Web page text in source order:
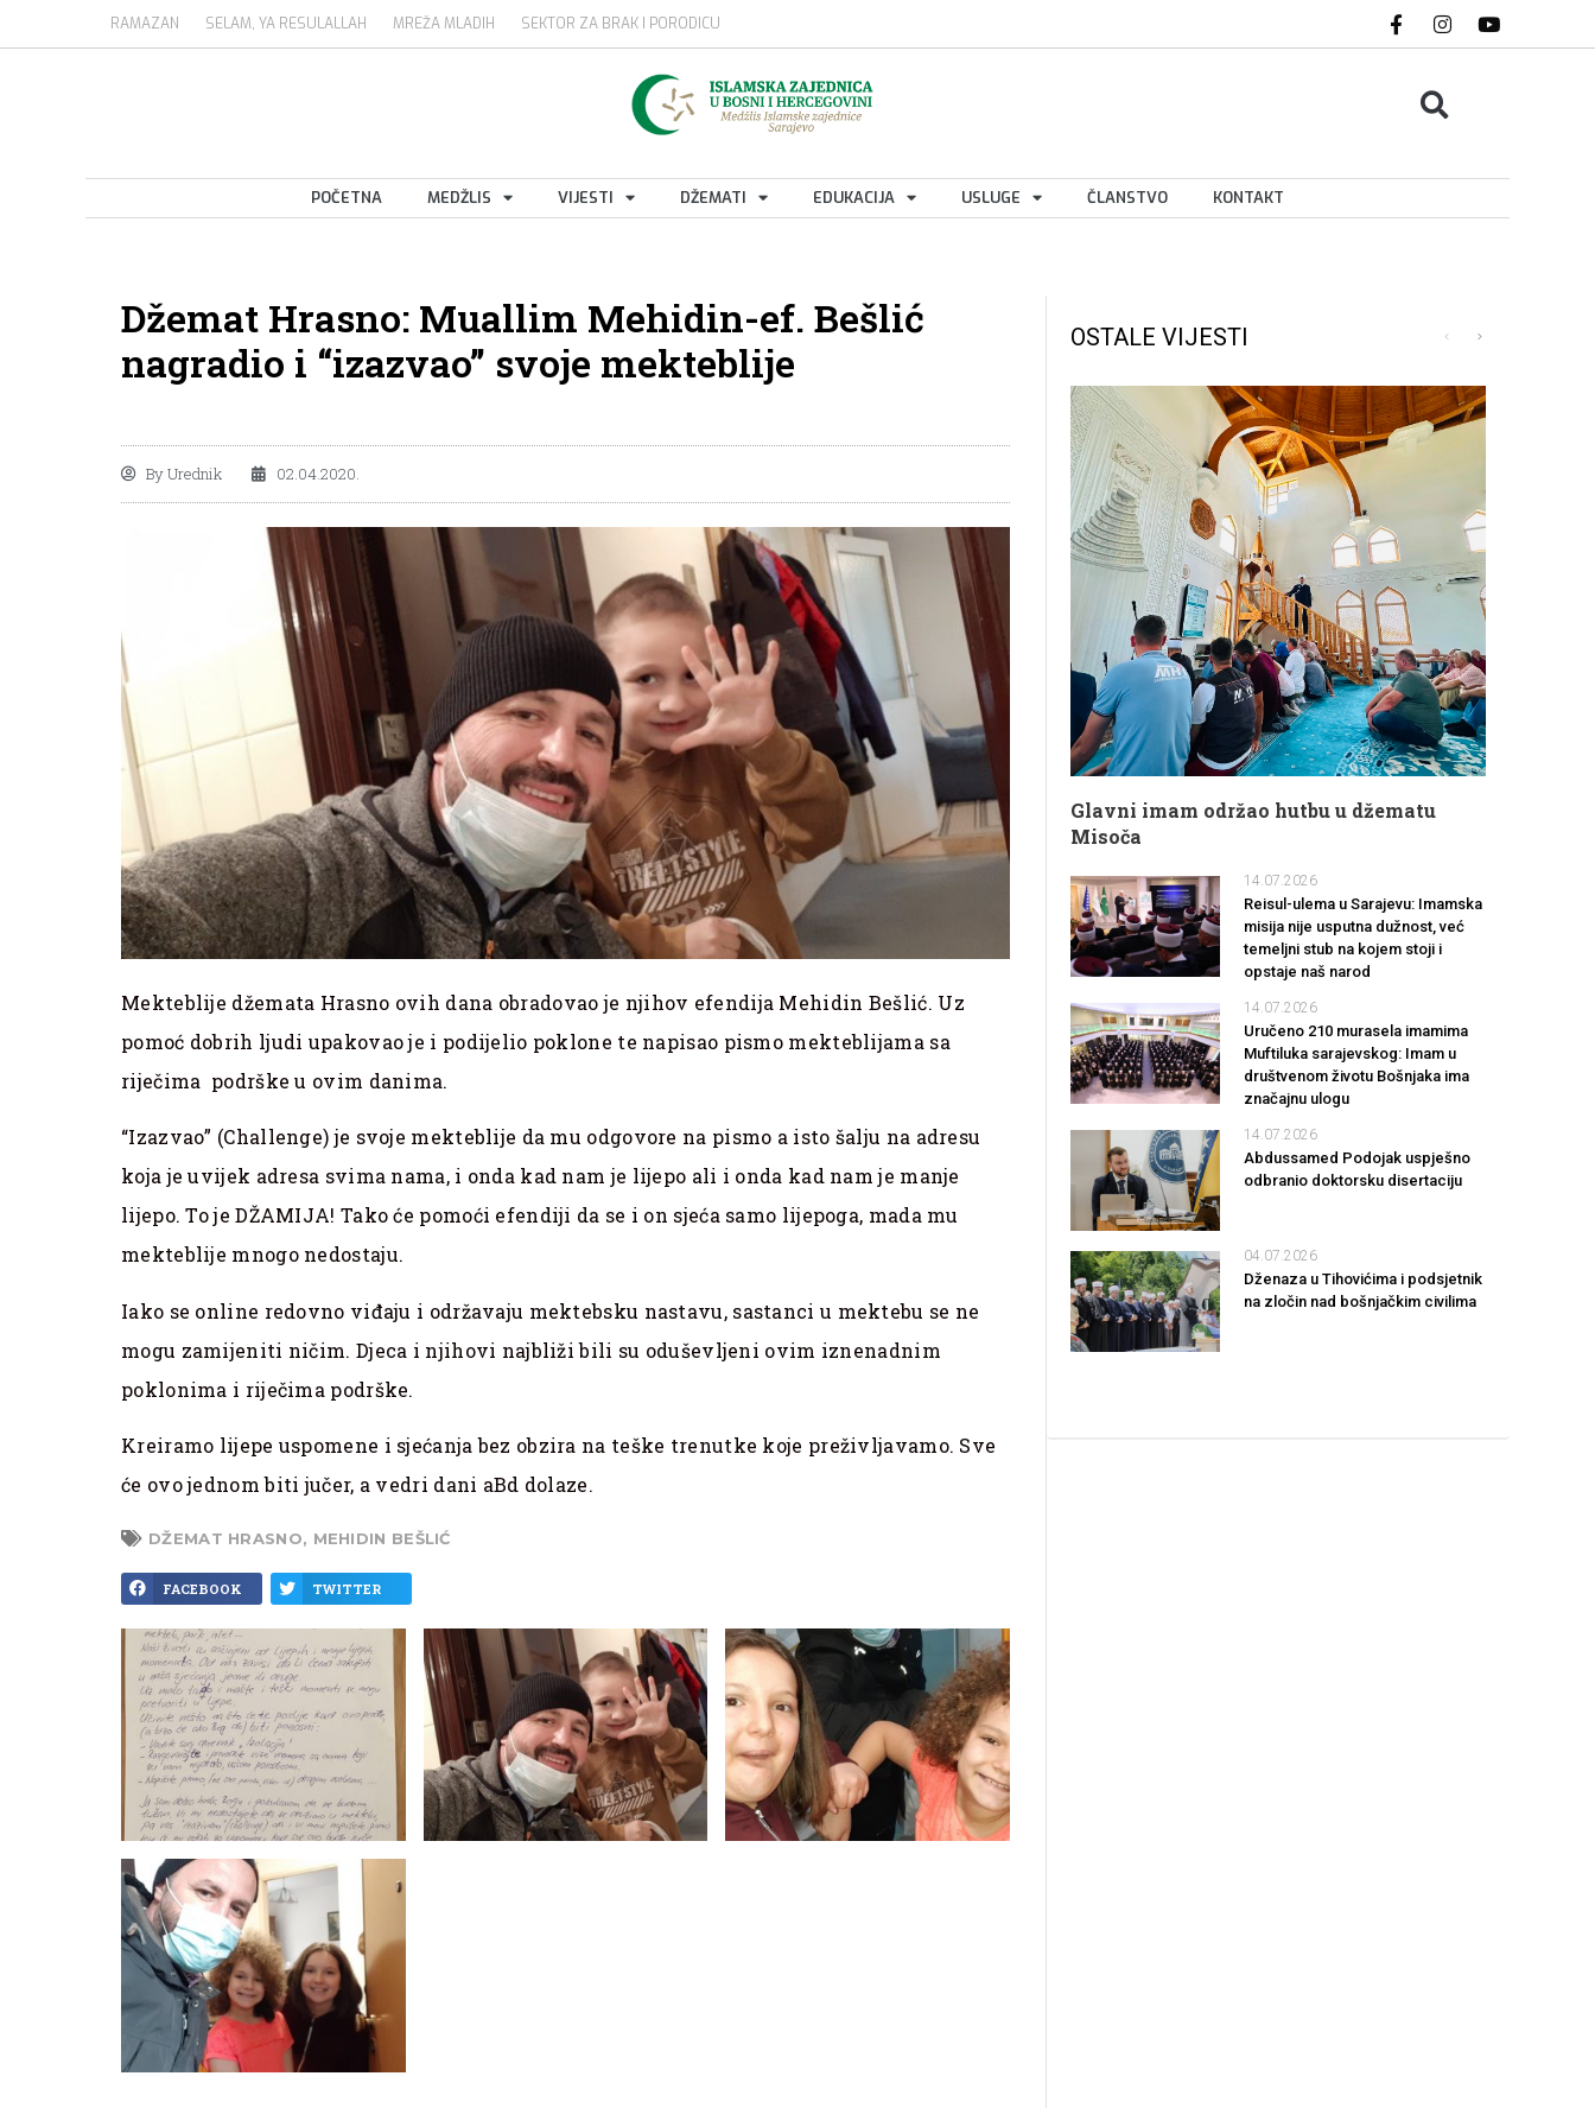
RAMAZAN SELAM, YA RESULALLAH MREŽA MLADIH SEKTOR ZA BRAK I PORODICU
POČETNA MEDŽLIS VIJESTI DŽEMATI EDUKACIJA USLUGE ČLANSTVO KONTAKT
Džemat Hrasno: Muallim Mehidin-ef. Bešlić
nagradio i “izazvao” svoje mekteblije
ByUrednik 02.04.2020.
Mekteblije džemata Hrasno ovih dana obradovao je njihov efendija Mehidin Bešlić. Uz
pomoć dobrih ljudi upakovao je i podijelio poklone te napisao pismo mekteblijama sa
riječima podrške u ovim danima.
“Izazvao” (Challenge) je svoje mekteblije da mu odgovore na pismo a isto šalju na adresu
koja je uvijek adresa svima nama, i onda kad nam je lijepo ali i onda kad nam je manje
lijepo. To je DŽAMIJA! Tako će pomoći efendiji da se i on sjeća samo lijepoga, mada mu
mekteblije mnogo nedostaju.
Iako se online redovno viđaju i održavaju mektebsku nastavu, sastanci u mektebu se ne
mogu zamijeniti ničim. Djeca i njihovi najbliži bili su oduševljeni ovim iznenadnim
poklonima i riječima podrške.
Kreiramo lijepe uspomene i sjećanja bez obzira na teške trenutke koje preživljavamo. Sve
će ovo jednom biti jučer, a vedri dani aBd dolaze.
DŽEMAT HRASNO, MEHIDIN BEŠLIĆ
FACEBOOK TWITTER
OSTALE VIJESTI
Glavni imam održao hutbu u džematu
Misoča
14.07.2026
Reisul-ulema u Sarajevu: Imamska
misija nije usputna dužnost, već
temeljni stub na kojem stoji i
opstaje naš narod
14.07.2026
Uručeno 210 murasela imamima
Muftiluka sarajevskog: Imam u
društvenom životu Bošnjaka ima
značajnu ulogu
14.07.2026
Abdussamed Podojak uspješno
odbranio doktorsku disertaciju
04.07.2026
Dženaza u Tihovićima i podsjetnik
na zločin nad bošnjačkim civilima